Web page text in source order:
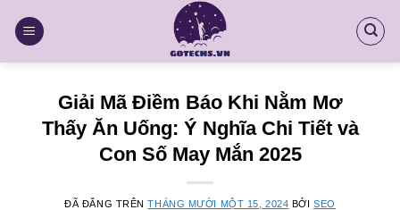
đến
Giải Mã Điềm Báo Khi Nằm Mơ
Thấy Ăn Uống: Ý Nghĩa Chi Tiết và
Con Số May Mắn 2025
ĐÃ ĐĂNG TRÊNTHÁNG MƯỜI MỘT 15, 2024 BỞISEO